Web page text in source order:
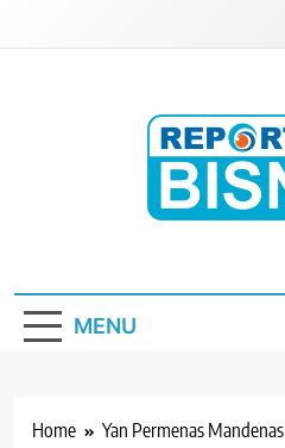
MENU
Home Yan Permenas Mandenas